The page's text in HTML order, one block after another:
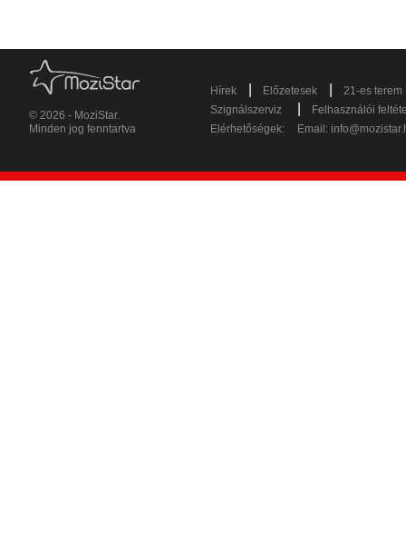
© 2026 - MoziStar.
Minden jog fenntartva
Hírek Előzetesek
21-es terem
Szignálszerviz
Felhasználói
Elérhetőségek:
Email: